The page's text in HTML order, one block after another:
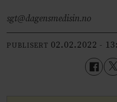
sgt@dagensmedisin.no
PUBLISERT 02.02.2022 -